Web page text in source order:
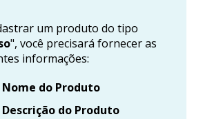
um produto do tipo
", você precisará fornecer as
informações:
Nome do Produto
Descrição do Produto